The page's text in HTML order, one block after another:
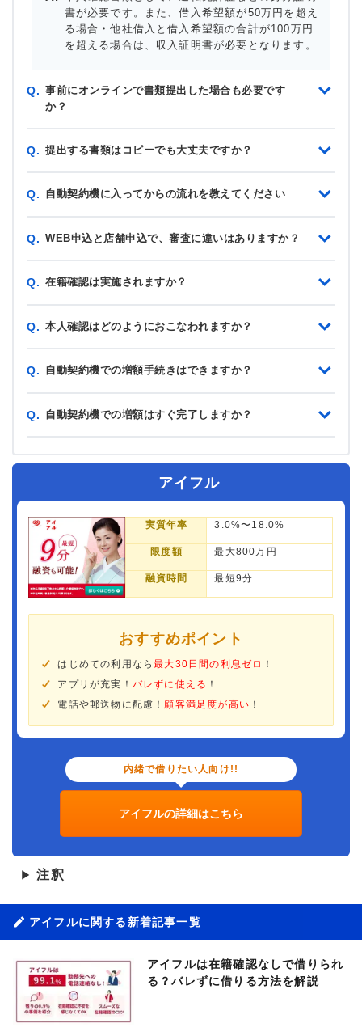
書が必要です。また、借入希望額が50万円を超え
る場合・他社借入と借入希望額の合計が100万円
を超える場合は、収入証明書が必要となります。
Q. 事前にオンラインで書類提出した場合も必要です
か？
Q. 提出する書類はコピーでも大丈夫ですか？
Q. 自動契約機に入ってからの流れを教えてください
Q. WEB申込と店舗申込で、審査に違いはありますか？
Q. 在籍確認は実施されますか？
Q. 本人確認はどのようにおこなわれますか？
Q. 自動契約機での増額手続きはできますか？
Q. 自動契約機での増額はすぐ完了しますか？
アイフル
実質年率 3.0%〜18.0%
限度額 最大800万円
融資時間 最短9分
おすすめポイント
はじめての利用なら最大30日間の利息ゼロ ！
アプリが充実！ バレずに使える ！
電話や郵送物に配慮！ 顧客満足度が高い ！
内緒で借りたい人向け!!
アイフルの詳細はこちら
▶ 注釈
アイフルに関する新着記事一覧
アイフルは在籍確認なしで借りられ
る？バレずに借りる方法を解説